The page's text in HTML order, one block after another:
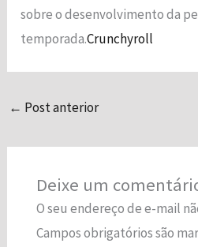
sobre o desenvolvimento da
temporada.Crunchyroll
← Post anterior
Deixe um
O seu endereço de e-mail
Campos obrigatórios são